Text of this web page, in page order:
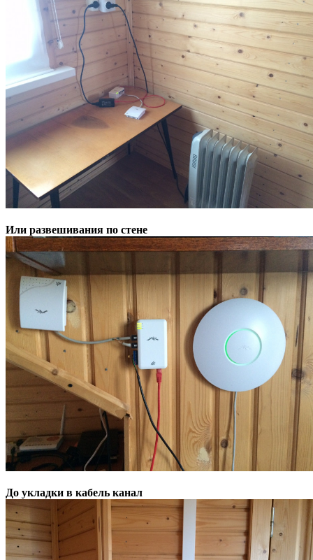
Или развешивания по стене
До укладки в кабель канал